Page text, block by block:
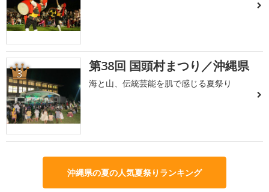
3 第38回 国頭村まつり／沖縄県
海と山、伝統芸能を肌で感じる夏祭り
沖縄県の夏の人気夏祭りランキング